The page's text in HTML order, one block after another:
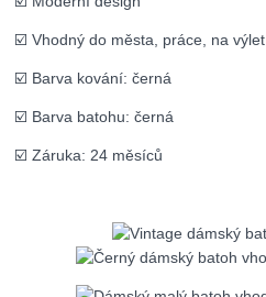
☑️ Vhodný do města, práce, na výlet
☑️ Barva kování: černá
☑️ Barva batohu: černá
☑️ Záruka: 24 měsíců